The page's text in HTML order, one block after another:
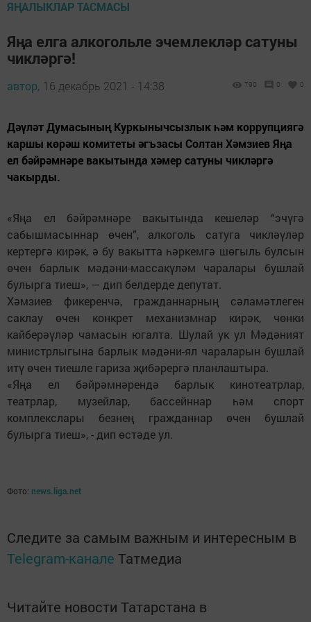
ЯҢАЛЫКЛАР ТАСМАСЫ
Яңа елга алкогольле эчемлекләр сатуны
чикләргә!
автор, 16 декабрь 2021 - 14:38 790 0 0
Дәүләт Думасының Куркынычсызлык һәм коррупциягә
каршы көрәш комитеты әгъзасы Солтан Хәмзиев Яңа
ел бәйрәмнәре вакытында хәмер сатуны чикләргә
чакырды.
«Яңа ел бәйрәмнәре вакытында кешеләр “эчүгә
сабышмасыннар өчен”, алкоголь сатуга чикләүләр
кертергә кирәк, ә бу вакытта һәркемгә шөгыль булсын
өчен барлык мәдәни-массакүләм чаралары бушлай
булырга тиеш», — дип белдерде депутат.
Хәмзиев фикеренчә, гражданнарның сәламәтлеген
саклау өчен конкрет механизмнар кирәк, чөнки
кайберәүләр чамасын югалта. Шулай ук ул Мәдәният
министрлыгына барлык мәдәни-ял чараларын бушлай
итү өчен тиешле гариза җибәрергә планлаштыра.
«Яңа ел бәйрәмнәрендә барлык кинотеатрлар,
театрлар, музейлар, бассейннар һәм спорт
комплекслары безнең гражданнар өчен бушлай
булырга тиеш», - дип өстәде ул.
Фото: news.liga.net
Следите за самым важным и интересным в
Telegram-канале Татмедиа
Читайте новости Татарстана в